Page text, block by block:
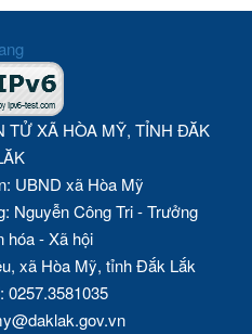
TỬ XÃ HÒA MỸ, TỈNH ĐĂK
UBND xã Hòa Mỹ
Nguyễn Công Tri - Trưởng
hóa - Xã hội
xã Hòa Mỹ, tỉnh Đắk Lắk